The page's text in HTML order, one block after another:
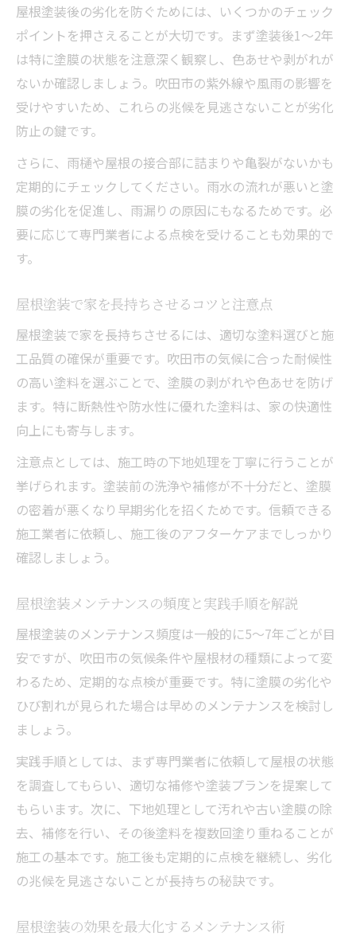
屋根塗装後の定期点検が快適性を保つ秘訣
屋根塗装と換気のバランスで快適な家を実
現
屋根塗装の最適なタイミングとその理由
は
屋根塗装を早めに行うメリットを紹介
屋根塗装で地域の気候に合わせた対策を解
説
屋根塗装で湿気や雨への耐性を高める方法
屋根塗装選びで吹田市の気候に強い家づく
り
屋根塗装の断熱・防水性向上で快適な住ま
い
屋根塗装で気候変化による劣化を防ぐ工夫
屋根塗装後のトラブル回避メンテナンスポイン
ト
屋根塗装後に起こりやすいトラブルと対策
屋根塗装後の不具合を未然に防ぐチェック
項目
屋根塗装後のメンテナンスで耐久性を維持
屋根塗装後の劣化を防ぐためには、いくつかのチェック
ポイントを押さえることが大切です。まず塗装後1〜2年
は特に塗膜の状態を注意深く観察し、色あせや剥がれが
ないか確認しましょう。吹田市の紫外線や風雨の影響を
受けやすいため、これらの兆候を見逃さないことが劣化
防止の鍵です。
さらに、雨樋や屋根の接合部に詰まりや亀裂がないかも
定期的にチェックしてください。雨水の流れが悪いと塗
膜の劣化を促進し、雨漏りの原因にもなるためです。必
要に応じて専門業者による点検を受けることも効果的で
す。
屋根塗装で家を長持ちさせるコツと注意点
屋根塗装で家を長持ちさせるには、適切な塗料選びと施
工品質の確保が重要です。吹田市の気候に合った耐候性
の高い塗料を選ぶことで、塗膜の剥がれや色あせを防げ
ます。特に断熱性や防水性に優れた塗料は、家の快適性
向上にも寄与します。
注意点としては、施工時の下地処理を丁寧に行うことが
挙げられます。塗装前の洗浄や補修が不十分だと、塗膜
の密着が悪くなり早期劣化を招くためです。信頼できる
施工業者に依頼し、施工後のアフターケアまでしっかり
確認しましょう。
屋根塗装メンテナンスの頻度と実践手順を解説
屋根塗装のメンテナンス頻度は一般的に5〜7年ごとが目
安ですが、吹田市の気候条件や屋根材の種類によって変
わるため、定期的な点検が重要です。特に塗膜の劣化や
ひび割れが見られた場合は早めのメンテナンスを検討し
ましょう。
実践手順としては、まず専門業者に依頼して屋根の状態
を調査してもらい、適切な補修や塗装プランを提案して
もらいます。次に、下地処理として汚れや古い塗膜の除
去、補修を行い、その後塗料を複数回塗り重ねることが
施工の基本です。施工後も定期的に点検を継続し、劣化
の兆候を見逃さないことが長持ちの秘訣です。
屋根塗装の効果を最大化するメンテナンス術